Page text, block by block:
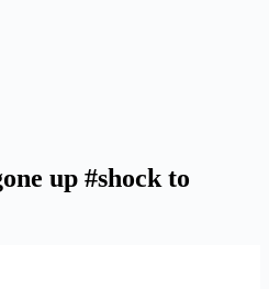
up #shock to